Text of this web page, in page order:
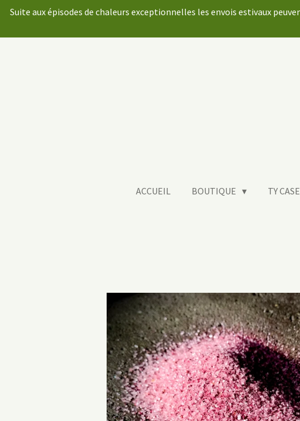
Passer
contenu
Suite aux épisodes de chaleurs exceptionnelles les envois estivaux
ACCUEIL BOUTIQUE TY